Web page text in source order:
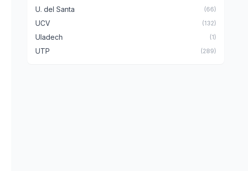
U. del Santa (66)
UCV (132)
Uladech (1)
UTP (289)